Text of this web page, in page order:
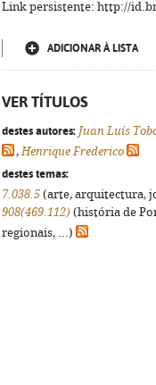
Link persistente: http://
ADICIONAR À LISTA
VER TÍTULOS
destes autores: Juan Luís
,Henrique Frederico
destes temas:
7.038.5 (arte, arquitectura,
908(469.112) (história de
regionais, ...)